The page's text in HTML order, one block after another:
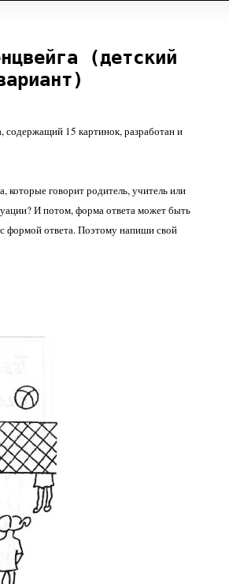
(детский
содержащий 15 картинок, разработан и
которые говорит родитель, учитель или
И потом, форма ответа может быть
формой ответа. Поэтому напиши свой